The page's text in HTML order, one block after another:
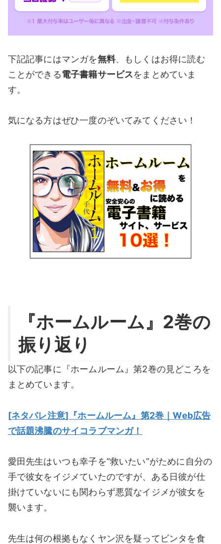
下記記事にはマンガを無料、もしくはお得に読む
ことができる電子書籍サービスをまとめていま
す。
気になる方はぜひ一度のぞいてみてください！
『ホームルーム』2巻の
振り返り
以下の記事に『ホームルーム』第2巻の見どころを
まとめています。
[ネタバレ注意]『ホームルーム』第2巻｜Web広告
で話題沸騰のサイコラブマンガ！
愛田先生はいつも幸子を“救いたい”がために自分の
手で彼女をイジメていたのですが、ある日彼が仕
掛けていないにも関わらず悪質なイジメが彼女を
襲います。
先生は何の根拠もなくヤン沢を疑ってビンタを食